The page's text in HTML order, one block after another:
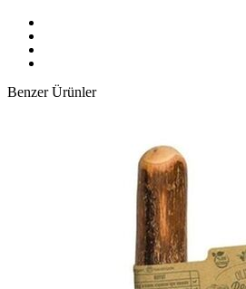
Benzer Ürünler